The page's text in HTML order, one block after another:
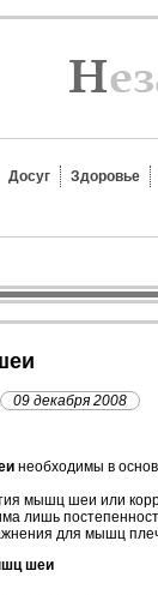
Досуг Здоровье
09 декабря 2008
необходимы в
мышц шеи или
лишь
для мышц
шеи